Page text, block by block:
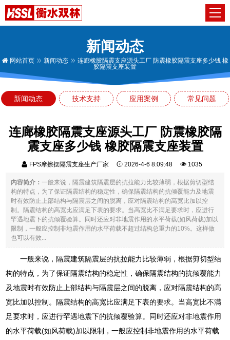
新闻动态
网站首页 新闻动态
连廊橡胶隔震支座源头工厂 防震橡胶隔震支座多少钱 橡
胶隔震支座装置
新闻动态 技术支持 应用案例 常见问题
连廊橡胶隔震支座源头工厂 防震橡胶隔
震支座多少钱 橡胶隔震支座装置
FPS摩擦摆隔震支座生产厂家 2026-4-6 8:09:48 1035
内容简介：一般来说，隔震建筑隔震层的抗拉能力比较薄弱，根据剪切型结
构的特点，为了保证隔震结构的稳定性，确保隔震结构的抗倾覆能力及地震
时有效防止上部结构与隔震层之间的脱离，应对隔震结构的高宽比加以控
制。隔震结构的高宽比应满足下表的要求。当高宽比不满足要求时，应进行
罕遇地震下的抗倾覆验算。同时还应对非地震作用的水平荷载(如风荷载)加以
限制，一般应控制非地震作用的水平荷载不超过结构总重力的10%。这样做
也可以有效...
一般来说，隔震建筑隔震层的抗拉能力比较薄弱，根据剪切型结
构的特点，为了保证隔震结构的稳定性，确保隔震结构的抗倾覆能力
及地震时有效防止上部结构与隔震层之间的脱离，应对隔震结构的高
宽比加以控制。隔震结构的高宽比应满足下表的要求。当高宽比不满
足要求时，应进行罕遇地震下的抗倾覆验算。同时还应对非地震作用
的水平荷载(如风荷载)加以限制，一般应控制非地震作用的水平荷载